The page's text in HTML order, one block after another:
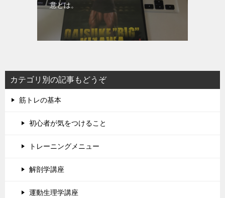
意とは。
カテゴリ別の記事もどうぞ
筋トレの基本
初心者が気をつけること
トレーニングメニュー
解剖学講座
運動生理学講座